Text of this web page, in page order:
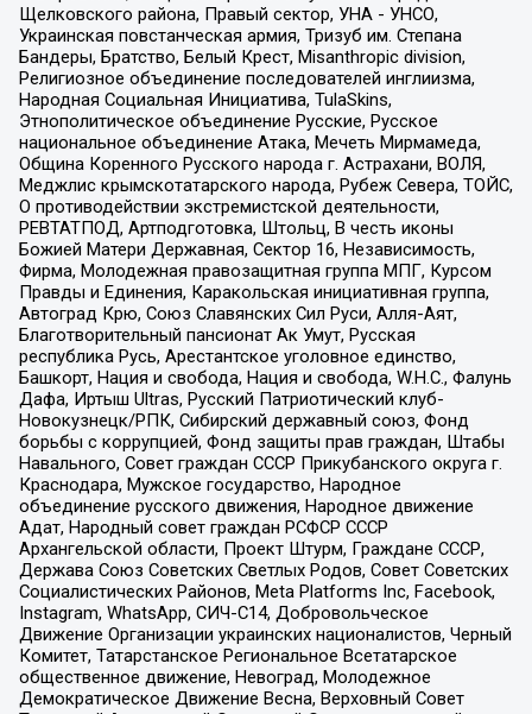
Щелковского района, Правый сектор, УНА - УНСО,
Украинская повстанческая армия, Тризуб им. Степана
Бандеры, Братство, Белый Крест, Misanthropic division,
Религиозное объединение последователей инглиизма,
Народная Социальная Инициатива, TulaSkins,
Этнополитическое объединение Русские, Русское
национальное объединение Атака, Мечеть Мирмамеда,
Община Коренного Русского народа г. Астрахани, ВОЛЯ,
Меджлис крымскотатарского народа, Рубеж Севера, ТОЙС,
О противодействии экстремистской деятельности,
РЕВТАТПОД, Артподготовка, Штольц, В честь иконы
Божией Матери Державная, Сектор 16, Независимость,
Фирма, Молодежная правозащитная группа МПГ, Курсом
Правды и Единения, Каракольская инициативная группа,
Автоград Крю, Союз Славянских Сил Руси, Алля-Аят,
Благотворительный пансионат Ак Умут, Русская
республика Русь, Арестантское уголовное единство,
Башкорт, Нация и свобода, Нация и свобода, W.H.С., Фалунь
Дафа, Иртыш Ultras, Русский Патриотический клуб-
Новокузнецк/РПК, Сибирский державный союз, Фонд
борьбы с коррупцией, Фонд защиты прав граждан, Штабы
Навального, Совет граждан СССР Прикубанского округа г.
Краснодара, Мужское государство, Народное
объединение русского движения, Народное движение
Адат, Народный совет граждан РСФСР СССР
Архангельской области, Проект Штурм, Граждане СССР,
Держава Союз Советских Светлых Родов, Совет Советских
Социалистических Районов, Meta Platforms Inc, Facebook,
Instagram, WhatsApp, СИЧ-С14, Добровольческое
Движение Организации украинских националистов, Черный
Комитет, Татарстанское Региональное Всетатарское
общественное движение, Невоград, Молодежное
Демократическое Движение Весна, Верховный Совет